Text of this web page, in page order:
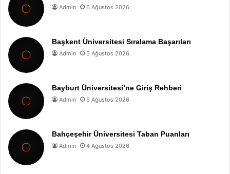
Admin 6 Ağustos 2026
Başkent Üniversitesi Sıralama Başarıları
Admin 5 Ağustos 2026
Bayburt Üniversitesi’ne Giriş Rehberi
Admin 5 Ağustos 2026
Bahçeşehir Üniversitesi Taban Puanları
Admin 4 Ağustos 2026